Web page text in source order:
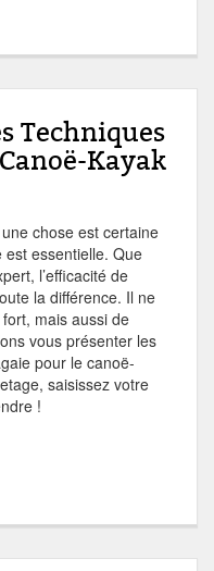
Techniques
Kayak
chose est certaine
essentielle. Que
l’efficacité de
la différence. Il ne
mais aussi de
vous présenter les
pour le canoë-
saisissez votre
!